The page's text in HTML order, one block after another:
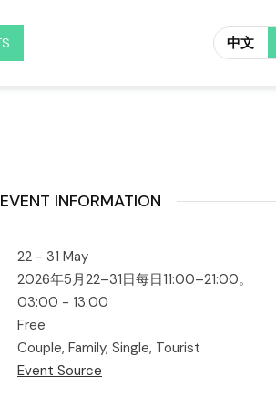
中文
EVENT INFORMATION
22 - 31 May
2026年5月22–31日每日11:00–21:00。
03:00 - 13:00
Free
Couple, Family, Single, Tourist
Event Source